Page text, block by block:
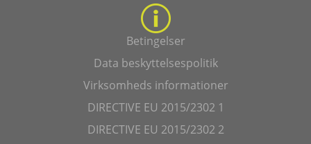
Betingelser
Data beskyttelsespolitik
Virksomheds informationer
DIRECTIVE EU 2015/2302 1
DIRECTIVE EU 2015/2302 2